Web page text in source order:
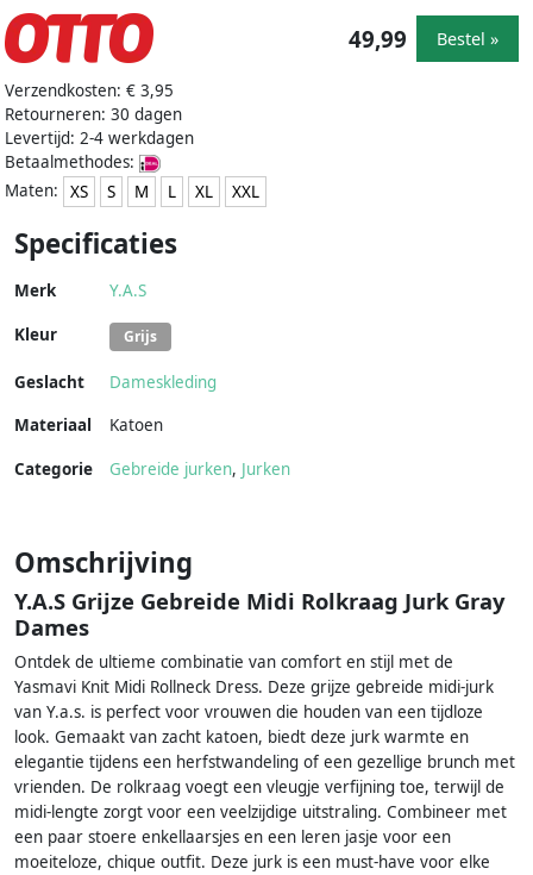
Verzendkosten: € 3,95
Retourneren: 30 dagen
Levertijd: 2-4 werkdagen
Betaalmethodes:
Maten:
XS S M L XL XXL
49,99 Bestel »
Specificaties
Merk Y.A.S
Kleur Grijs
Geslacht
Dameskleding
Materiaal
Katoen
Categorie Gebreide jurken, Jurken
Omschrijving
Y.A.S Grijze Gebreide Midi Rolkraag Jurk Gray
Dames
Ontdek de ultieme combinatie van comfort en stijl met de
Yasmavi Knit Midi Rollneck Dress. Deze grijze gebreide midi-jurk
van Y.a.s. is perfect voor vrouwen die houden van een tijdloze
look. Gemaakt van zacht katoen, biedt deze jurk warmte en
elegantie tijdens een herfstwandeling of een gezellige brunch met
vrienden. De rolkraag voegt een vleugje verfijning toe, terwijl de
midi-lengte zorgt voor een veelzijdige uitstraling. Combineer met
een paar stoere enkellaarsjes en een leren jasje voor een
moeiteloze, chique outfit. Deze jurk is een must-have voor elke